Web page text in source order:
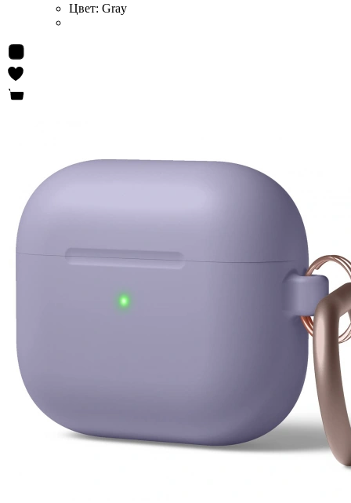
Цвет: Gray